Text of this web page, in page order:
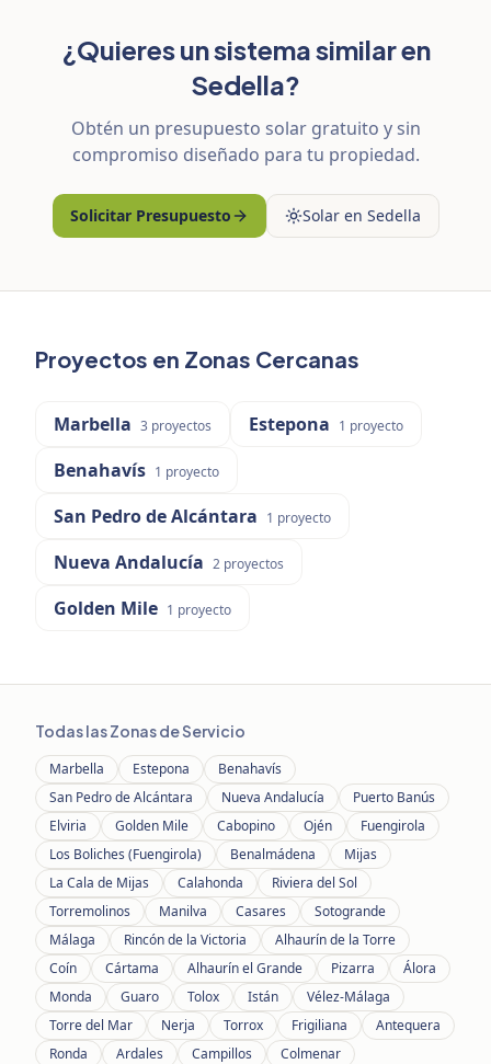
¿Quieres un sistema similar en
Sedella?
Obtén un presupuesto solar gratuito y sin
compromiso diseñado para tu propiedad.
Solicitar Presupuesto Solar en Sedella
Proyectos en Zonas Cercanas
Marbella 3 proyectos Estepona 1 proyecto
Benahavís 1 proyecto
San Pedro de Alcántara 1 proyecto
Nueva Andalucía 2 proyectos
Golden Mile 1 proyecto
Todas las Zonas de Servicio
Marbella Estepona
Benahavís
San Pedro de Alcántara
Nueva Andalucía
Puerto Banús
Elviria
Golden Mile Cabopino Ojén
Fuengirola
Los Boliches (Fuengirola)
Benalmádena
Mijas
La Cala de Mijas
Calahonda
Riviera del Sol
Torremolinos
Manilva Casares
Sotogrande
Málaga
Rincón de la Victoria
Alhaurín de la Torre
Coín
Cártama Alhaurín el Grande Pizarra
Álora
Monda
Guaro Tolox Istán
Vélez-Málaga
Torre del Mar
Nerja Torrox Frigiliana
Antequera
Ronda
Ardales Campillos
Colmenar